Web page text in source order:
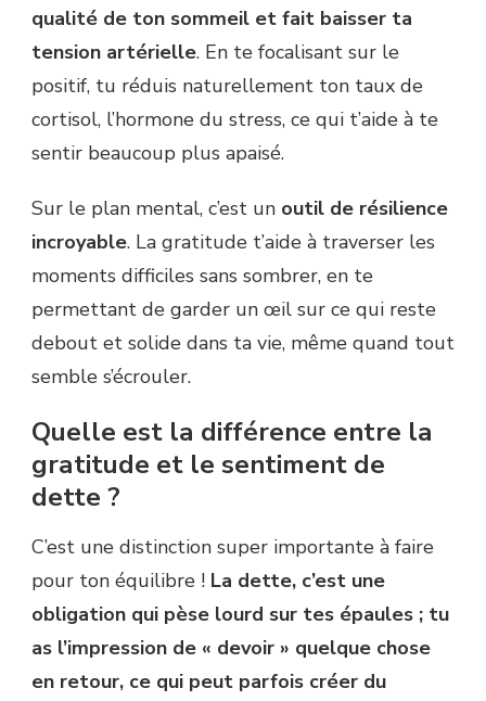
qualité de ton sommeil et fait baisser ta
tension artérielle. En te focalisant sur le
positif, tu réduis naturellement ton taux de
cortisol, l’hormone du stress, ce qui t’aide à te
sentir beaucoup plus apaisé.
Sur le plan mental, c’est un outil de résilience
incroyable. La gratitude t’aide à traverser les
moments difficiles sans sombrer, en te
permettant de garder un œil sur ce qui reste
debout et solide dans ta vie, même quand tout
semble s’écrouler.
Quelle est la différence entre la
gratitude et le sentiment de
dette ?
C’est une distinction super importante à faire
pour ton équilibre ! La dette, c’est une
obligation qui pèse lourd sur tes épaules ; tu
as l’impression de « devoir » quelque chose
en retour, ce qui peut parfois créer du